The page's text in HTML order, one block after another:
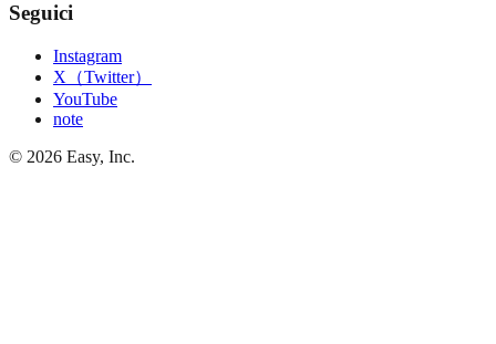
Seguici
Instagram
X（Twitter）
YouTube
note
© 2026 Easy, Inc.